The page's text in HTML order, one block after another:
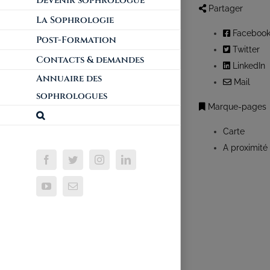
La Sophrologie
Post-Formation
Contacts & demandes
Annuaire des
sophrologues
Partager
Facebook
Twitter
LinkedIn
Mail
Marque-pages
Carte
A proximité